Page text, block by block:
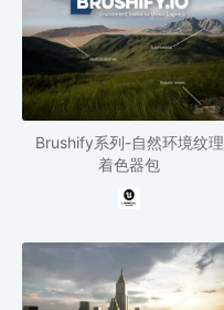
Brushify系列-自然环境纹理
着色器包